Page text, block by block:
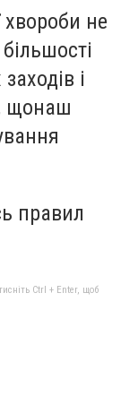
не
і
щонаш
правил
Ctrl + Enter, щоб